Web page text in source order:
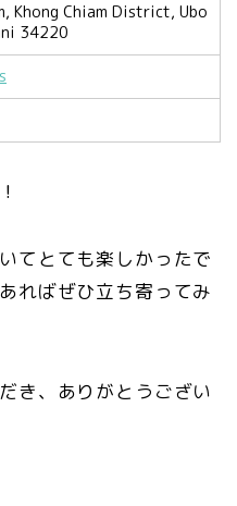
Khong Chiam District, Ubo
34220
てとても楽しかったで
ればぜひ立ち寄ってみ
き、ありがとうござい